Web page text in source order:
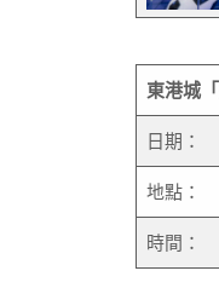
東港城
日期：
地點：
時間：